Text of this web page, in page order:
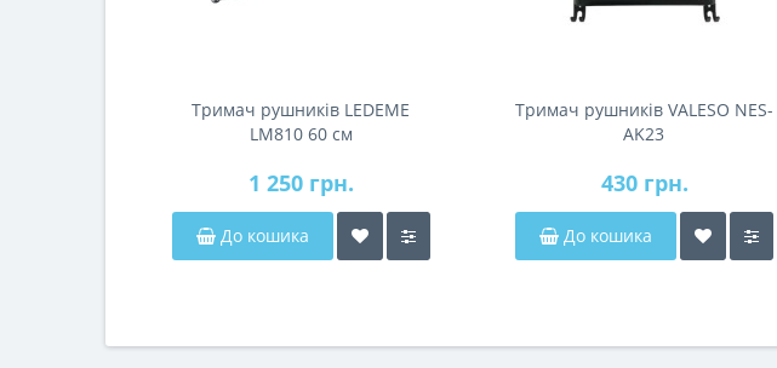
Тримач рушників LEDEME
LM810 60 см
1 250 грн.
До кошика
Тримач рушників VALESO NES-
AK23
430 грн.
До кошика